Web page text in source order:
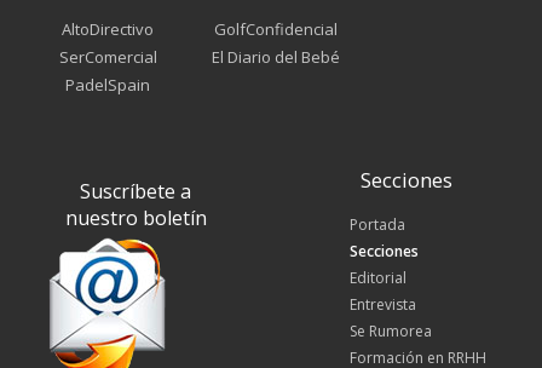
AltoDirectivo
SerComercial
PadelSpain
GolfConfidencial
El Diario del Bebé
Suscríbete a
nuestro boletín
Secciones
Portada
Secciones
Editorial
Entrevista
Se Rumorea
Formación en RRHH